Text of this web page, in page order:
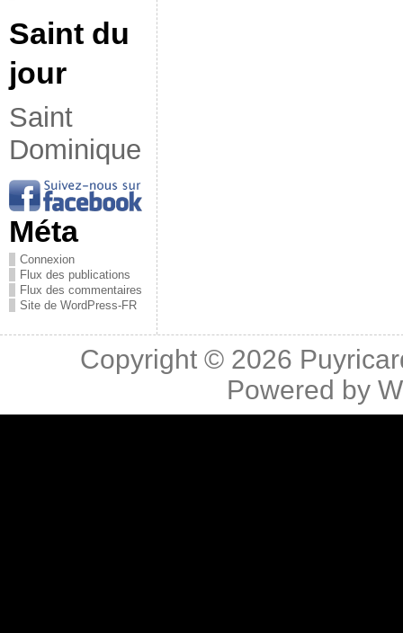
Saint du
jour
Saint
Dominique
Méta
Connexion
Flux des publications
Flux des commentaires
Site de WordPress-FR
Copyright © 2026
Powered by